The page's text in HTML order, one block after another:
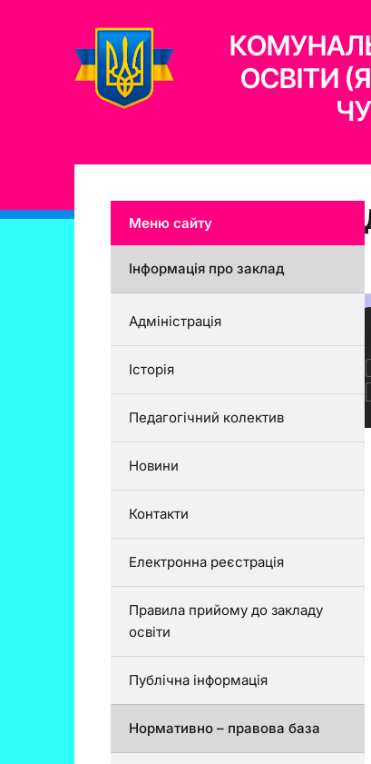
ОСВІТИ
Меню сайту
Інформація про заклад
Адміністрація
Історія
Педагогічний колектив
Новини
Контакти
Електронна реєстрація
Правила прийому до закладу
освіти
Публічна інформація
Нормативно – правова база